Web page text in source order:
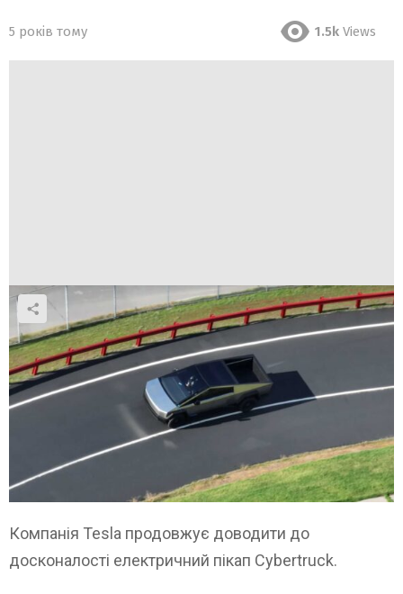
5 років тому 1.5k Views
Компанія Tesla продовжує доводити до
досконалості електричний пікап Cybertruck.